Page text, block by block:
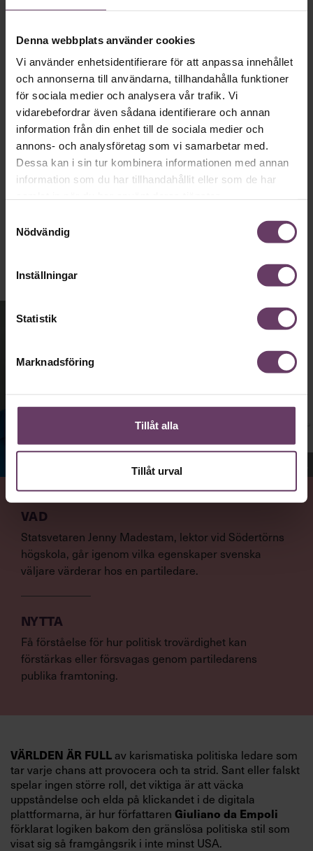
Denna webbplats använder cookies
Vi använder enhetsidentifierare för att anpassa innehållet
och annonserna till användarna, tillhandahålla funktioner
för sociala medier och analysera vår trafik. Vi
vidarebefordrar även sådana identifierare och annan
information från din enhet till de sociala medier och
annons- och analysföretag som vi samarbetar med.
Dessa kan i sin tur kombinera informationen med annan
information som du har tillhandahållit eller som de har
Nödvändig
Inställningar
Statistik
Marknadsföring
Tillåt alla
Tillåt urval
VAL 2026
galna utspel? Nej, det är inget för svenska
väljare. Här är det fortfarande den måttfulla
partiledarstilen som går hem, säger
statsvetaren Jenny Madestam: ”Hellre en
tråkig partiledare i foträta skor, än en
känslomässig spelevink i högklackat.”
VAD
Statsvetaren Jenny Madestam, lektor vid Södertörns
högskola, går igenom vilka egenskaper svenska
väljare värderar hos en partiledare.
NYTTA
Få förståelse för hur politisk trovärdighet kan
förstärkas eller försvagas genom partiledarens
publika framtoning.
Jenny Madestam, docent i statsvetenskap.
VÄRLDEN ÄR FULLav karismatiska politiska ledare som
tar varje chans att provocera och ta strid. Sant eller falskt
spelar ingen större roll, det viktiga är att väcka
uppståndelse och elda på klickandet i de digitala
plattformarna, är hur författaren Giuliano da Empoli
förklarat logiken bakom den gränslösa politiska stil som
visat sig så framgångsrik i inte minst USA.